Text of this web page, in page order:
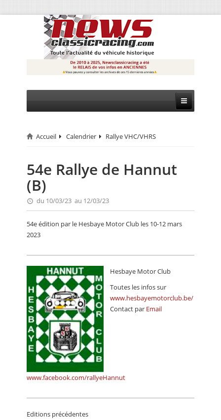
CIRCUIT
RALLYE
MONTAGNE
EVÈNEMENTS
CALENDRIER
VIDEO
ANNUAIRES
PETITES ANNONCES
Accueil Calendrier Rallye VHC/VHRS
54e Rallye de Hannut
(B)
du 10/03/23 au 12/03/23
54e édition par le Hesbaye Motor Club les 10-12 mars
2023
Hesbaye Motor Club
Toutes les infos sur
www.hesbayemotorclub.be/
Contact par Email
www.facebook.com/rallyeHannut
Editions précédentes